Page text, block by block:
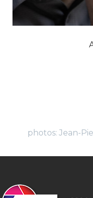
photos: Jean-